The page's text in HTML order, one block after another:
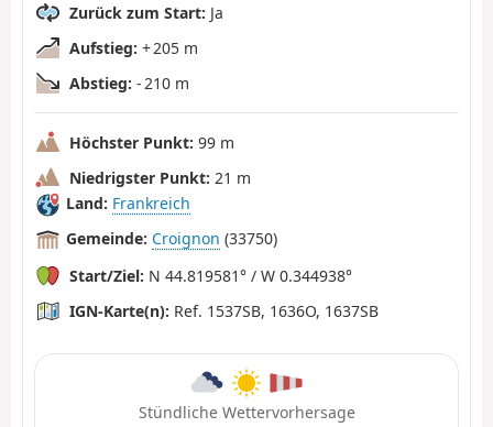
Zurück zum Start: Ja
Aufstieg: + 205 m
Abstieg: - 210 m
Höchster Punkt: 99 m
Niedrigster Punkt: 21 m
Land: Frankreich
Gemeinde: Croignon (33750)
Start/Ziel: N 44.819581° / W 0.344938°
IGN-Karte(n): Ref. 1537SB, 1636O, 1637SB
Stündliche Wettervorhersage